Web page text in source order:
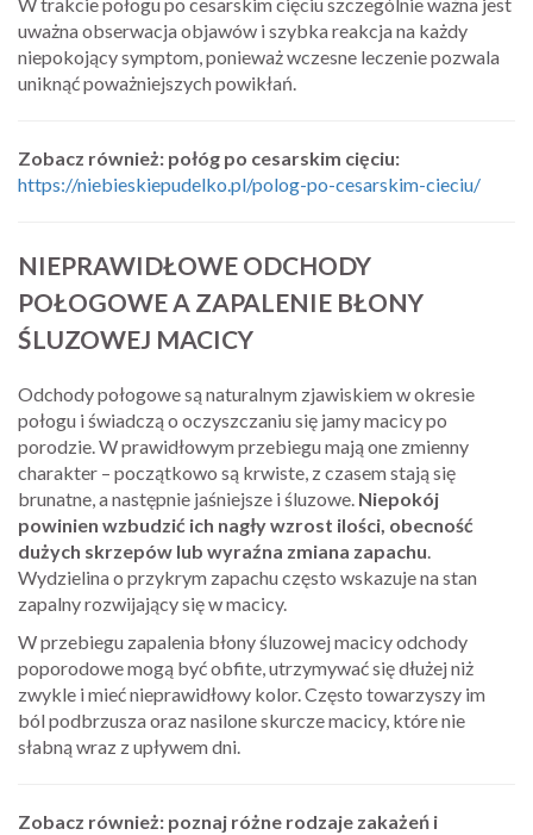
uważna obserwacja objawów i szybka reakcja na każdy
niepokojący symptom, ponieważ wczesne leczenie pozwala
uniknąć poważniejszych powikłań.
Zobacz również: połóg po cesarskim cięciu:
https://niebieskiepudelko.pl/polog-po-cesarskim-cieciu/
NIEPRAWIDŁOWE ODCHODY
POŁOGOWE A ZAPALENIE BŁONY
ŚLUZOWEJ MACICY
Odchody połogowe są naturalnym zjawiskiem w okresie
połogu i świadczą o oczyszczaniu się jamy macicy po
porodzie. W prawidłowym przebiegu mają one zmienny
charakter – początkowo są krwiste, z czasem stają się
brunatne, a następnie jaśniejsze i śluzowe. Niepokój
powinien wzbudzić ich nagły wzrost ilości, obecność
dużych skrzepów lub wyraźna zmiana zapachu.
Wydzielina o przykrym zapachu często wskazuje na stan
zapalny rozwijający się w macicy.
W przebiegu zapalenia błony śluzowej macicy odchody
poporodowe mogą być obfite, utrzymywać się dłużej niż
zwykle i mieć nieprawidłowy kolor. Często towarzyszy im
ból podbrzusza oraz nasilone skurcze macicy, które nie
słabną wraz z upływem dni.
Zobacz również: poznaj różne rodzaje zakażeń i